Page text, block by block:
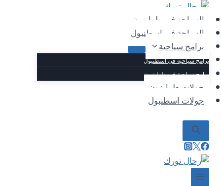
التجاوز
إلى
المحتوى
السياحة في طرابزون
السياحة في اسطنبول
برامج سياحية
برامج سياحية في اسطنبول
برامج سياحية في طرابزون
جولات طرابزون
جولات اسطنبول